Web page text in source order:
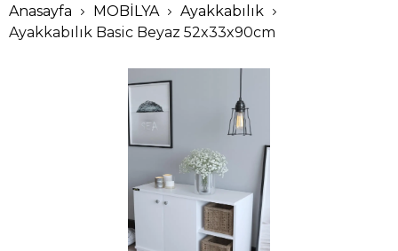
Anasayfa MOBİLYA
Ayakkabılık
Ayakkabılık Basic Beyaz 52x33x90cm